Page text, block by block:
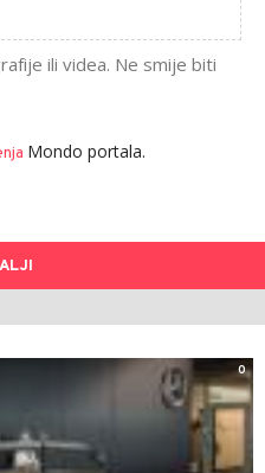
ili videa. Ne smije biti
Mondo portala.
0